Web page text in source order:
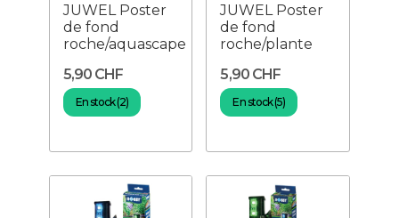
JUWEL Poster
de fond
roche/aquascape
5,90 CHF
En stock (2)
JUWEL Poster
de fond
roche/plante
5,90 CHF
En stock (5)